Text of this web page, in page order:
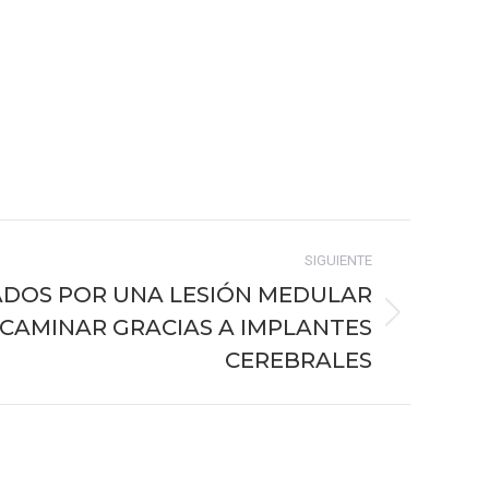
SIGUIENTE
POR UNA LESIÓN MEDULAR
GRACIAS A IMPLANTES
CEREBRALES